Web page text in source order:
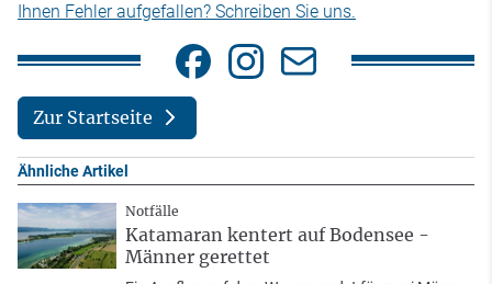
Ihnen Fehler aufgefallen? Schreiben Sie uns.
Zur Startseite
Ähnliche Artikel
Notfälle
Katamaran kentert auf Bodensee -
Männer gerettet